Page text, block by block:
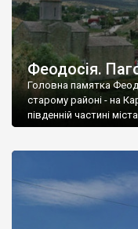
Феодосія.
Головна памятка
старому районі - на
південній частині міста.